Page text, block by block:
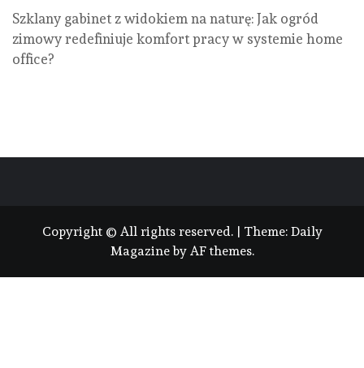
Szklany gabinet z widokiem na naturę: Jak ogród
zimowy redefiniuje komfort pracy w systemie home
office?
Copyright © All rights reserved. Theme: Daily
Magazineby AF themes.